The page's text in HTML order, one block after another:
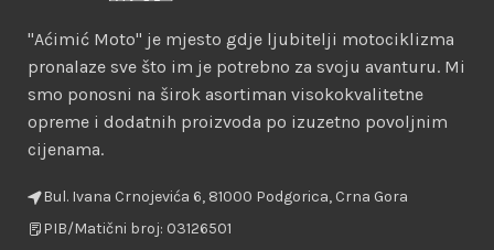
"Aćimić Moto" je mjesto gdje ljubitelji motociklizma
pronalaze sve što im je potrebno za svoju avanturu. Mi
smo ponosni na širok asortiman visokokvalitetne
opreme i dodatnih proizvoda po izuzetno povoljnim
cijenama.
Bul. Ivana Crnojevića 6, 81000 Podgorica, Crna Gora
PIB/Matični broj: 03126501